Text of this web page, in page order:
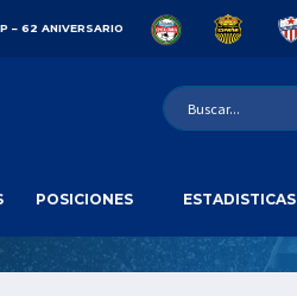
– 62 ANIVERSARIO
POSICIONES ESTADISTICAS